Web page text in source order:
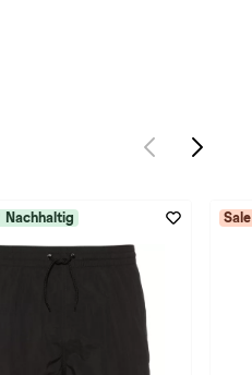
Nachhaltig Sale